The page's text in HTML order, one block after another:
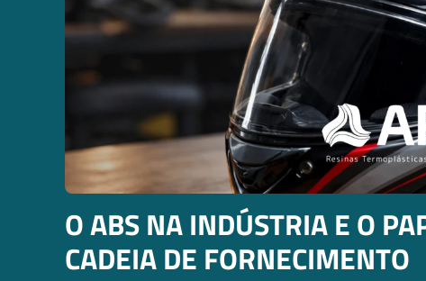
O ABS NA INDÚSTRIA E O
CADEIA DE FORNECIMENTO